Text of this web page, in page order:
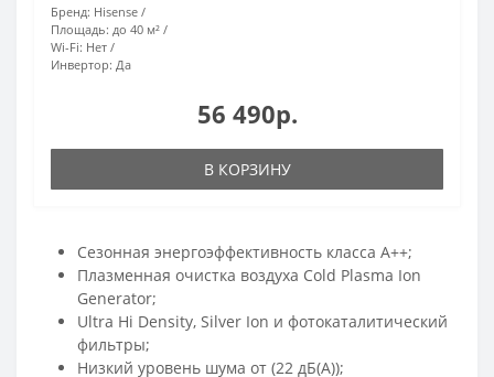
Бренд: Hisense
Площадь: до 40 м²
Wi-Fi: Нет
Инвертор: Да
56 490р.
В КОРЗИНУ
Сезонная энергоэффективность класса А++;
Плазменная очистка воздуха Cold Plasma Ion
Generator;
Ultra Hi Density, Silver Ion и фотокаталитический
фильтры;
Низкий уровень шума от (22 дБ(А));